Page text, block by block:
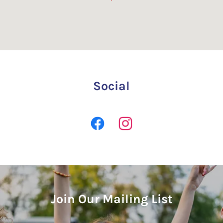
Social
Join Our Mailing List